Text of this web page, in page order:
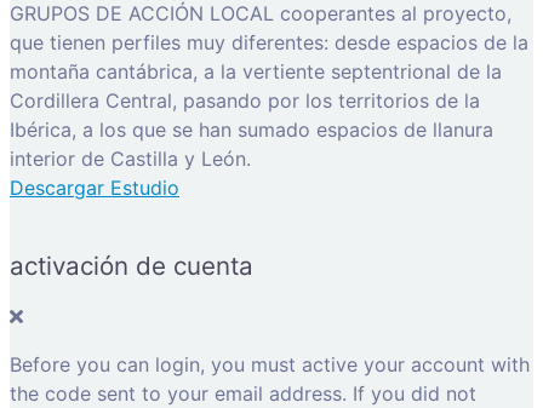
GRUPOS DE ACCIÓN LOCAL cooperantes al proyecto,
que tienen perfiles muy diferentes: desde espacios de la
montaña cantábrica, a la vertiente septentrional de la
Cordillera Central, pasando por los territorios de la
Ibérica, a los que se han sumado espacios de llanura
interior de Castilla y León.
Descargar Estudio
activación de cuenta
Before you can login, you must active your account with
the code sent to your email address. If you did not